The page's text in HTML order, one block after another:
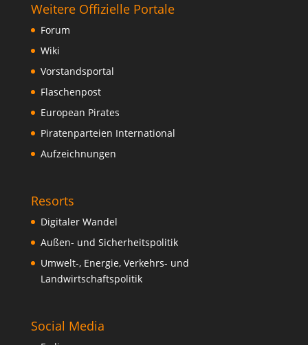
Weitere Offizielle Portale
Forum
Wiki
Vorstandsportal
Flaschenpost
European Pirates
Piratenparteien International
Aufzeichnungen
Resorts
Digitaler Wandel
Außen- und Sicherheitspolitik
Umwelt-, Energie, Verkehrs- und
Landwirtschaftspolitik
Social Media